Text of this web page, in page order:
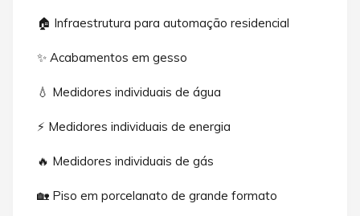
🏠 Infraestrutura para automação residencial
✨ Acabamentos em gesso
💧 Medidores individuais de água
⚡ Medidores individuais de energia
🔥 Medidores individuais de gás
🏡 Piso em porcelanato de grande formato